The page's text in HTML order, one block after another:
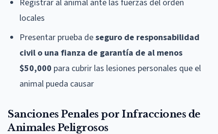
Registrar al animal ante las fuerzas del orden
locales
Presentar prueba deseguro de responsabilidad
civil o una fianza de garantía de al menos
$50,000 para cubrir las lesiones personales que el
animal pueda causar
Sanciones Penales por Infracciones de
Animales Peligrosos